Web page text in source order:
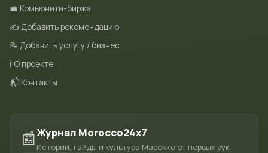
💼 Комьюнити-биржа
✍️ Добавить рекомендацию
📝 Добавить услугу / бизнес
ℹ️ О проекте
📬 Контакты
📰Журнал Morocco24x7
Истории, гайды и культура Марокко от первых рук